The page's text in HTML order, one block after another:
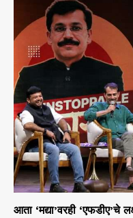
आता ‘मद्या’वरही ‘एफडीए’चे